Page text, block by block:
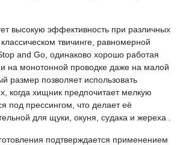
высокую эффективность при различных
твичинге, равномерной
and Go, одинаково хорошо работая
и на монотонной проводке даже на малой
размер позволяет использовать
когда хищник предпочитает мелкую
под прессингом, что делает её
для щуки, окуня, судака и жереха .
подтверждается применением